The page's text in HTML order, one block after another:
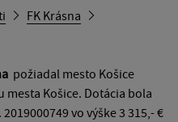
FK Krásna
požiadal mesto Košice
Košice. Dotácia bola
vo výške 3 315,- €